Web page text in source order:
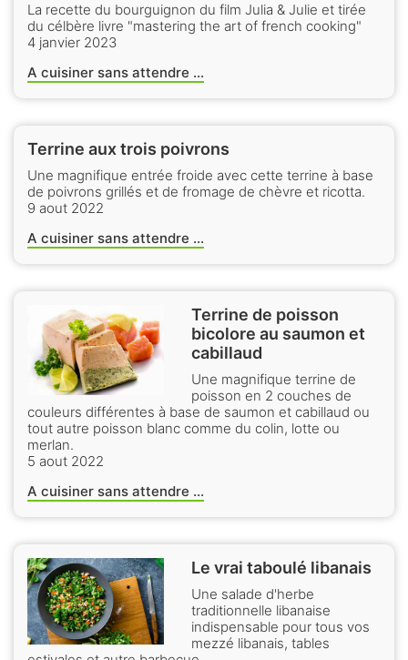
La recette du bourguignon du film Julia & Julie et tirée
du célbère livre "mastering the art of french cooking"
4 janvier 2023
A cuisiner sans attendre ...
Terrine aux trois poivrons
Une magnifique entrée froide avec cette terrine à base
de poivrons grillés et de fromage de chèvre et ricotta.
9 aout 2022
A cuisiner sans attendre ...
Terrine de poisson
bicolore au saumon et
cabillaud
Une magnifique terrine de
poisson en 2 couches de
couleurs différentes à base de saumon et cabillaud ou
tout autre poisson blanc comme du colin, lotte ou
merlan.
5 aout 2022
A cuisiner sans attendre ...
Le vrai taboulé libanais
Une salade d'herbe
traditionnelle libanaise
indispensable pour tous vos
mezzé libanais, tables